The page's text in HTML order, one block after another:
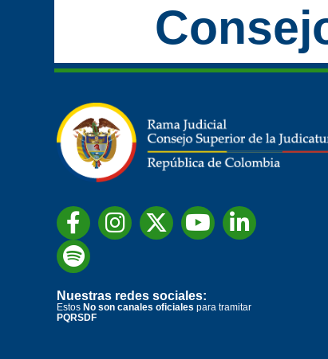
Nuestras redes sociales:
Estos No son canales oficiales para tramitar
PQRSDF